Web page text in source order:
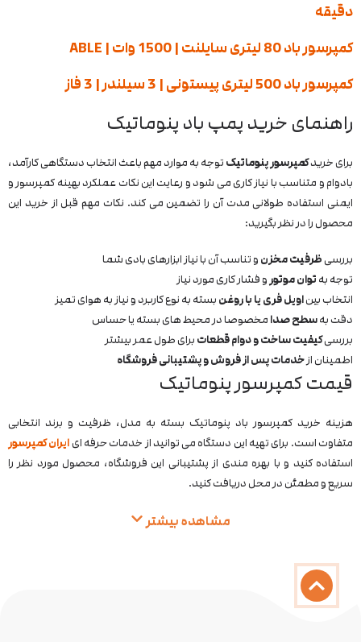
دقیقه
کمپرسور باد 80 لیتری سایلنت | 1500 وات | ABLE
کمپرسور باد 500 لیتری پیستونی | 3 سیلندر | 3 فاز
راهنمای خرید پمپ باد پنوماتیک
برای خریدکمپرسور پنوماتیک توجه به موارد مهم باعث انتخاب دستگاهی کارآمد،
بادوام و متناسب با نیاز کاری می‌ شود و رعایت این نکات عملکرد بهینه کمپرسور و
ایمنی استفاده طولانی‌ مدت آن را تضمین می‌ کند. نکات مهم قبل از خرید این
محصول را در نظر بگیرید:
بررسیظرفیت مخزن و تناسب آن با نیاز ابزارهای بادی شما
توجه به توان موتور و فشار کاری مورد نیاز
انتخاب بیناویل‌ فری یا با روغن بسته به نوع کاربرد و نیاز به هوای تمیز
دقت بهسطح صدا مخصوصا در محیط‌ های بسته یا حساس
بررسیکیفیت ساخت و دوام قطعات برای طول عمر بیشتر
اطمینان ازخدمات پس از فروش و پشتیبانی فروشگاه
قیمت کمپرسور پنوماتیک
هزینه خرید کمپرسور باد پنوماتیک بسته به مدل، ظرفیت و برند انتخابی
متفاوت است. برای تهیه این دستگاه می‌ توانید از خدمات حرفه‌ ایایران کمپرسور
استفاده کنید و با بهره‌ مندی از پشتیبانی این فروشگاه، محصول مورد نظر را
سریع و مطمئن در محل دریافت کنید.
مشاهده بیشتر